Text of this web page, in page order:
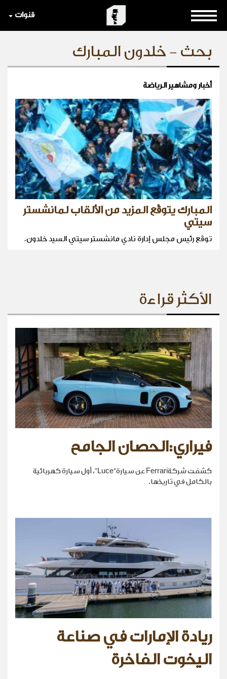
قنوات
بحث - خلدون المبارك
أخبار ومشاهير الرياضة
المبارك يتوقّع المزيد من الألقاب لمانشستر
سيتي
توقّع رئيس مجلس إدارة نادي مانشستر سيتي السيد خلدون.
الأكثر قراءة
فيراري:الحصان الجامح
كشفت شركةFerrari عن سيارة“Luce”، أول سيارة كهربائية
بالكامل في تاريخها.
ريادة الإمارات في صناعة
اليخوت الفاخرة